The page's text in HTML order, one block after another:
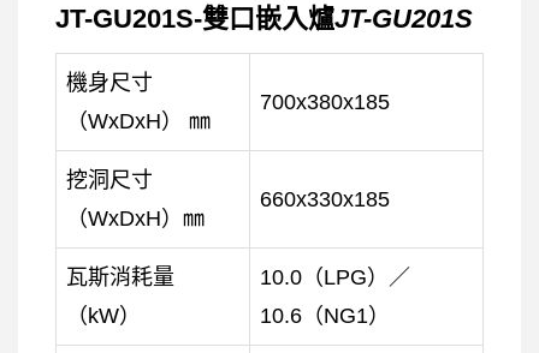
JT-GU201S-雙口嵌入爐JT-GU201S
機身尺寸
（WxDxH） ㎜
700x380x185
挖洞尺寸
（WxDxH）㎜
660x330x185
瓦斯消耗量
（kW）
10.0（LPG）／
10.6（NG1）